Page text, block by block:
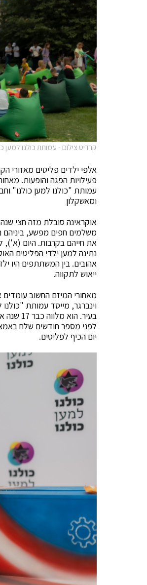
קרדיט צילום - עמותת כולנו למען
אלפי ילדים פליטים מאזורי
פעילויות הפגה והופעות.
עמותת "כולנו למען כולנו"
ומאשקלון
אוקראינה סובלת מזה חצי
משלמים חפים מפשע, ביניהם
את חייהם בקרבות. היום (א'),
נתינה למען ילדי הפליטים
אהובים. בין המשתתפים היו
ייאוש לתקווה.
מאחורי המיזם החשוב עומדים
וינברגר, מייסד עמותת
בעיר.
לפני מספר חודשים שלח
יום הכיף לפליטים.